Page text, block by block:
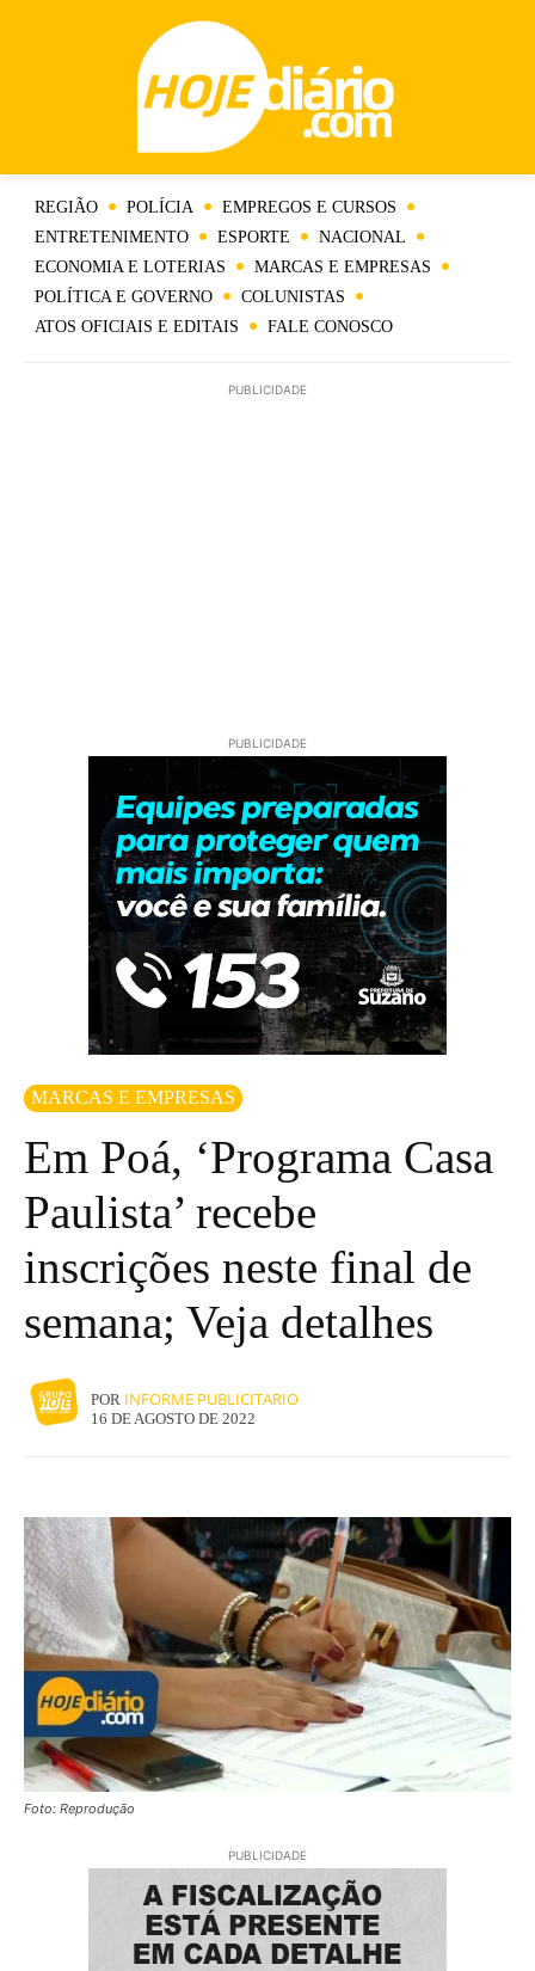
REGIÃO POLÍCIA
EMPREGOS E CURSOS
ENTRETENIMENTO
ESPORTE
NACIONAL
ECONOMIA E LOTERIAS
MARCAS E EMPRESAS
POLÍTICA E GOVERNO
COLUNISTAS
ATOS OFICIAIS E EDITAIS
FALE CONOSCO
PUBLICIDADE
PUBLICIDADE
MARCAS E EMPRESAS
Em Poá, ‘Programa Casa
Paulista’ recebe
inscrições neste final de
semana; Veja detalhes
POR INFORME PUBLICITARIO
16 DE AGOSTO DE 2022
Foto: Reprodução
PUBLICIDADE